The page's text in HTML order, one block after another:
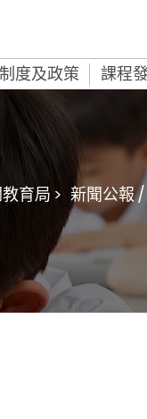
度及政策 課程
育局 > 新聞公報